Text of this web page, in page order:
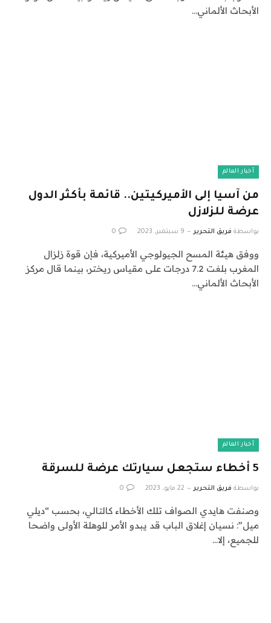
الأبحاث الألماني…
أخبار العالم
من آسيا إلى الأميركيتين.. قائمة بأكثر الدول
عرضة للزلازل
بواسطة فريق التحرير 9 سبتمبر، 2023 0
ووفق هيئة المسح الجيولوجي الأميركية، فإن قوة زلزال
المغرب بلغت 7.2 درجات على مقياس ريختر، بينما قال مركز
الأبحاث الألماني…
أخبار العالم
5 أخطاء ستجعل سيارتك عرضة للسرقة
بواسطة فريق التحرير 22 مايو، 2023 0
وصنفت هايدي الصواف تلك الأخطاء كالتالي، بحسب “ديلي
ميل”: نسيان إغلاق الباب قد يبدو الأمر للوهلة الأولى واضحا
للجميع، إلا…